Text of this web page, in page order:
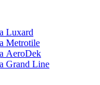
Luxard
Metrotile
AeroDek
Grand Line